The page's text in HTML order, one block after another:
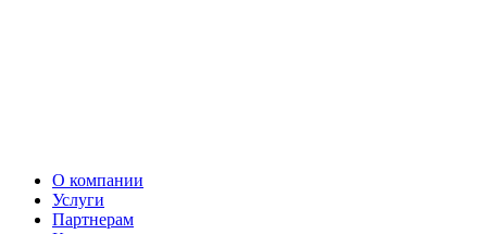
О компании
Услуги
Партнерам